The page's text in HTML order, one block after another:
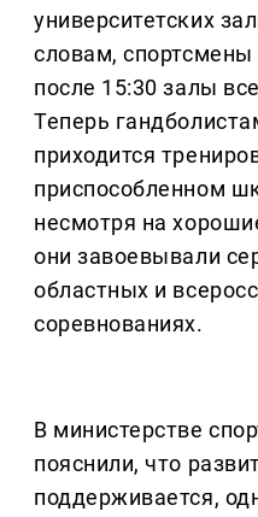
университетских
словам,
после 15:30 залы
Теперь
приходится
приспособленном
несмотря на
они завоевывали
областных и
соревнованиях.
В министерстве
пояснили, что
поддерживается,